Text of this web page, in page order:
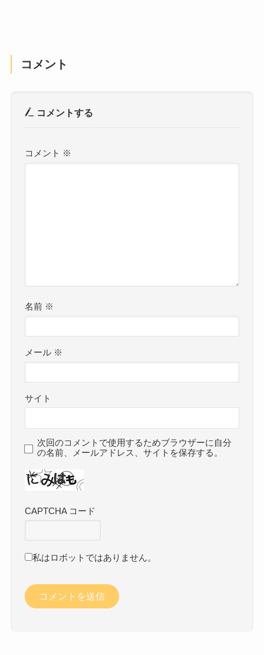
コメント
コメントする
コメント ※
名前 ※
メール ※
サイト
次回のコメントで使用するためブラウザーに自分
の名前、メールアドレス、サイトを保存する。
CAPTCHA コード
私はロボットではありません。